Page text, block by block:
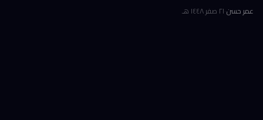
عمر حسن·٢١ صفر ١٤٤٨ هـ